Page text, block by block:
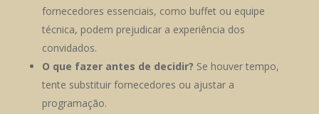
fornecedores essenciais, como buffet ou equipe
técnica, podem prejudicar a experiência dos
convidados.
O que fazer antes de decidir? Se houver tempo,
tente substituir fornecedores ou ajustar a
programação.